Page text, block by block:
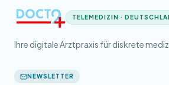
TELEMEDIZIN ·
Ihre digitale Arztpraxis für diskrete
NEWSLETTER